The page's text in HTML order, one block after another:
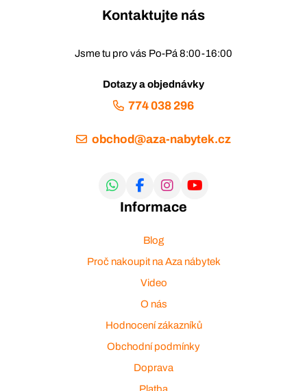
Kontaktujte nás
Jsme tu pro vás Po-Pá 8:00-16:00
Dotazy a objednávky
774 038 296
obchod@aza-nabytek.cz
Informace
Blog
Proč nakoupit na Aza nábytek
Video
O nás
Hodnocení zákazníků
Obchodní podmínky
Doprava